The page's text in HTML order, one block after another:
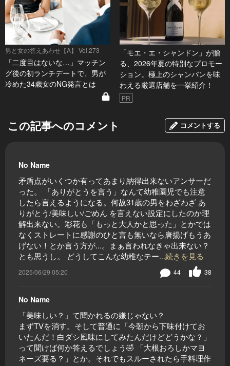
男と女の答えあわせ【A】 Vol.273
「二度目はないな…」マッチン
グ後の初ランチデートで、男が
冷めた34歳女のNG発言とは
「モエ・エ・シャンドン」が贈
る、2026年夏の特別なプロモー
ション。極上のシャンパンを味
わえる厳選店舗を一挙紹介！
PR
この記事へのコメント コメントする
No Name
矛盾点がいくつか有ってあまり納得出来ないアンサーだ
った。 「ありがとうを言う」なんて幼稚園児でも注意
したら言えるようになる。何故31歳の男をわざわざ あ
りがとう/美味しい/ごめん を言えない設定にしたのか理
解出来ない。彩花も「もっと大人かと思った」とかでは
なくストレートに感謝のひと言も無いなら唐揚げもうあ
げない！とか言う方が...。まぁ言われなきゃ出来ない？
とも思うし。 どうしてこんな幼稚なテー...続きを見る
2025/06/29 05:20 38
44
No Name
「美味しい？」て聞かれるの嫌じゃない？
まずTVを消す。そして普通に「今朝から下味付けてお
いたんだ！白ダシ風味にしてみたんだけどどうかな？」
って聞けば何か答えるでしょう🤣 「大根おろしかマヨ
ネーズ要る？」とか。それでもスルーされたら手料理作